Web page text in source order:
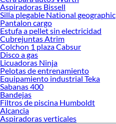
Aspiradoras Bissell
Silla plegable National geographic
Pantalon cargo
Estufa a pellet sin electricidad
Cubrejuntas Atrim
Colchon 1 plaza Cabsur
Disco a gas
Licuadoras Ninja
Pelotas de entrenamiento
Equipamiento industrial Teka
Sabanas 400
Bandejas
Filtros de piscina Humboldt
Alcancia
Aspiradoras verticales